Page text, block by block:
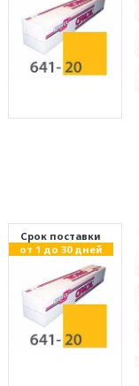
Cрок поставки
от 1 до 30 дней